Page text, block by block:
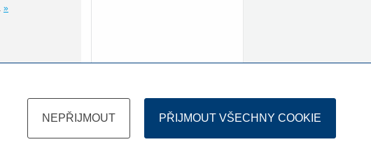
»
PŘIJMOUT VŠECHNY COOKIE
NEPŘIJMOUT